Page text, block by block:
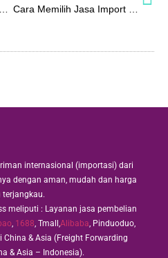
internasional (importasi) dari
dengan aman, mudah dan harga
terjangkau.
meliputi : Layanan jasa pembelian
, 1688 , Tmall, Alibaba , Pinduoduo,
China & Asia (Freight Forwarding
& Asia – Indonesia).